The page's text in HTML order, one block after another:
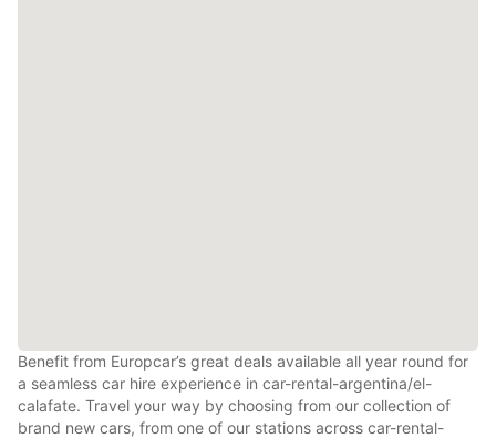
Benefit from Europcar’s great deals available all year round for
a seamless car hire experience in car-rental-argentina/el-
calafate. Travel your way by choosing from our collection of
brand new cars, from one of our stations across car-rental-